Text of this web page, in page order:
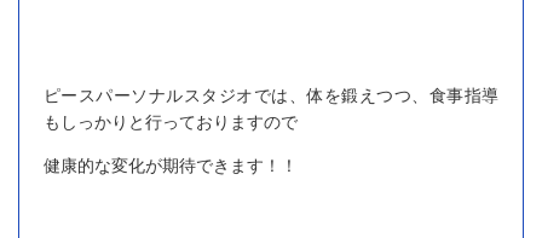
ピースパーソナルスタジオでは、体を鍛えつつ、食事指導
もしっかりと行っておりますので
健康的な変化が期待できます！！